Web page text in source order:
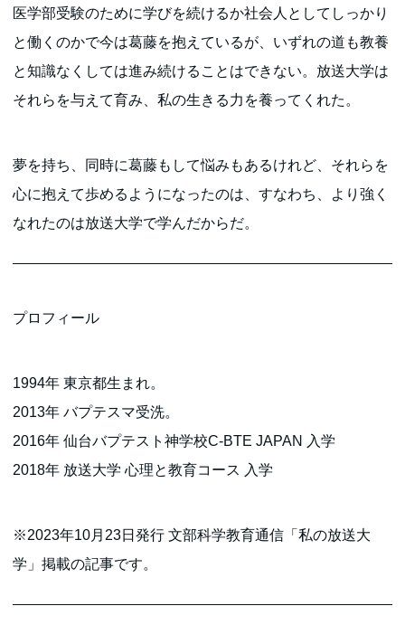
医学部受験のために学びを続けるか社会人としてしっかり
と働くのかで今は葛藤を抱えているが、いずれの道も教養
と知識なくしては進み続けることはできない。放送大学は
それらを与えて育み、私の生きる力を養ってくれた。
夢を持ち、同時に葛藤もして悩みもあるけれど、それらを
心に抱えて歩めるようになったのは、すなわち、より強く
なれたのは放送大学で学んだからだ。
プロフィール
1994年 東京都生まれ。
2013年 バプテスマ受洗。
2016年 仙台バプテスト神学校C-BTE JAPAN 入学
2018年 放送大学 心理と教育コース 入学
※2023年10月23日発行 文部科学教育通信「私の放送大
学」掲載の記事です。